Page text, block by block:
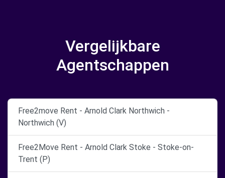
Vergelijkbare
Agentschappen
Free2move Rent - Arnold Clark Northwich -
Northwich (V)
Free2Move Rent - Arnold Clark Stoke - Stoke-on-
Trent (P)